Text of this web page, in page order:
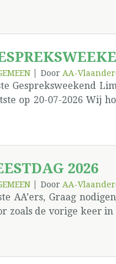
een storting van €40
bijdrage €20
Door AA-
Gespreksweekend
op 20-07-2026 Wij
2026
Door AA-
AA’ers, Graag
zoals de vorige keer
verleden met 1